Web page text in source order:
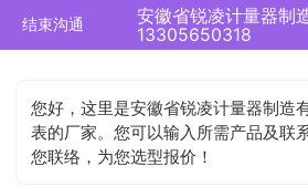
结束沟通
13305650318
您好，这里是安徽省锐凌计量器制造
表的厂家。您可以输入所需产品及联
您联络，为您选型报价！